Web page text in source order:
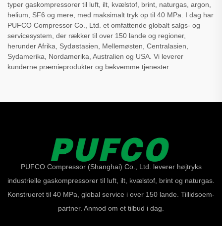
typer gaskompressorer til luft, ilt, kvælstof, brint, naturgas, argon,
helium, SF6 og mere, med maksimalt tryk op til 40 MPa. I dag har
PUFCO Compressor Co., Ltd. et omfattende globalt salgs- og
servicesystem, der rækker til over 150 lande og regioner,
herunder Afrika, Sydøstasien, Mellemøsten, Centralasien,
Sydamerika, Nordamerika, Australien og USA. Vi leverer
kunderne præmieprodukter og bekvemme tjenester.
PUFCO Compressor (Shanghai) Co., Ltd. leverer højtryks
industrielle gaskompressorer til luft, ilt, kvælstof, brint og naturgas.
Konstrueret til 40 MPa, global service i over 150 lande. Tillidsoem-
partner. Anmod om et tilbud i dag.